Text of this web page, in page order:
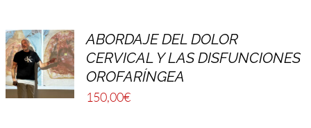
ABORDAJE DEL DOLOR
CERVICAL Y LAS DISFUNCIONES
OROFARÍNGEA
150,00€